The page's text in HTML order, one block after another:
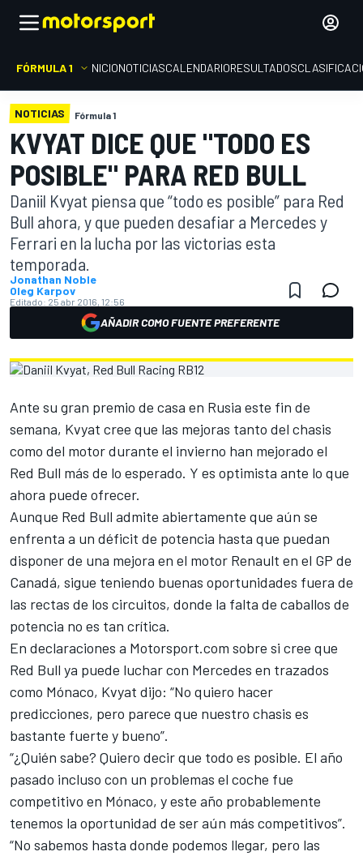
FÓRMULA 1 INICIONOTICIASCALENDARIORESULTADOS
NOTICIAS Fórmula 1
KVYAT DICE QUE "TODO ES
POSIBLE" PARA RED BULL
Daniil Kvyat piensa que “todo es posible” para Red
Bull ahora, y que pueden desafiar a Mercedes y
Ferrari en la lucha por las victorias esta
temporada.
Jonathan Noble
Oleg Karpov
Editado: 25 abr 2016, 12:56
AÑADIR COMO FUENTE PREFERENTE
Ante su gran premio de casa en Rusia este fin de
semana, Kvyat cree que las mejoras tanto del chasis
como del motor durante el invierno han mejorado el
Red Bull más de lo esperado. Y es optimista ante lo que
ahora puede ofrecer.
Aunque Red Bull admite abiertamente que aún se
enfrenta a un déficit de potencia hasta que puedan
disponer de una mejora en el motor Renault en el GP de
Canadá, sigue teniendo buenas oportunidades fuera de
las rectas de los circuitos, donde la falta de caballos de
potencia no es tan crítica.
En declaraciones a Motorsport.com sobre si cree que
Red Bull ya puede luchar con Mercedes en trazados
como Mónaco, Kvyat dijo: “No quiero hacer
predicciones, pero parece que nuestro chasis es
bastante fuerte y bueno”.
“¿Quién sabe? Quiero decir que todo es posible. El año
pasado incluso con un problemas el coche fue
competitivo en Mónaco, y este año probablemente
tenemos la oportunidad de ser aún más competitivos”.
“No sabemos hasta donde podemos llegar, pero las